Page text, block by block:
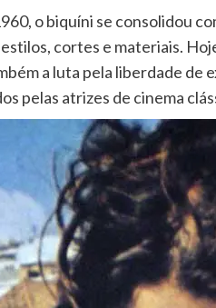
o biquíni se consolidou
cortes e materiais.
a luta pela liberdade de
pelas atrizes de cinema